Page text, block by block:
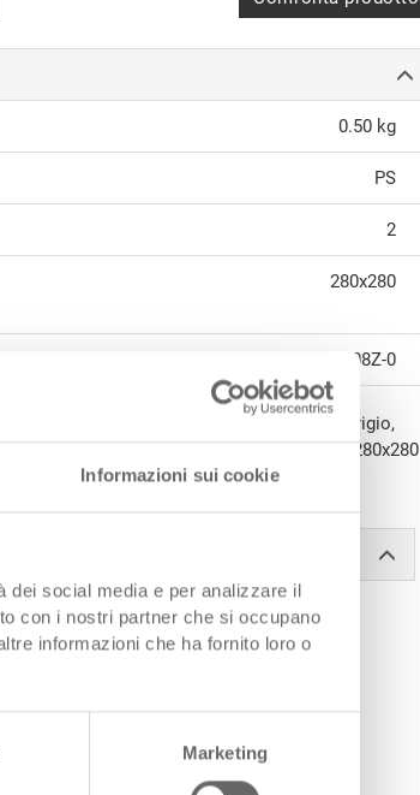
Informazioni sui cookie
dei social media e per analizzare il
con i nostri partner che si occupano
informazioni che ha fornito loro o
Marketing
0.50 kg
PS
2
280x280
RAKO 3-208Z-0
280 mm, per RAKO 3-208Z-0, PS 4 mm, grigio,
altezza del divisorio 150 mm, 2 scomparti 280x280
ca. 2x12 = 24